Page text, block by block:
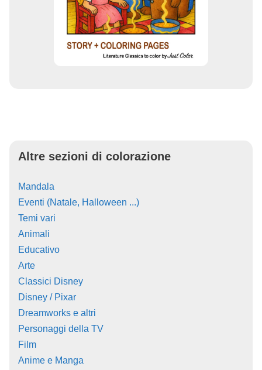
Altre sezioni di colorazione
Mandala
Eventi (Natale, Halloween ...)
Temi vari
Animali
Educativo
Arte
Classici Disney
Disney / Pixar
Dreamworks e altri
Personaggi della TV
Film
Anime e Manga